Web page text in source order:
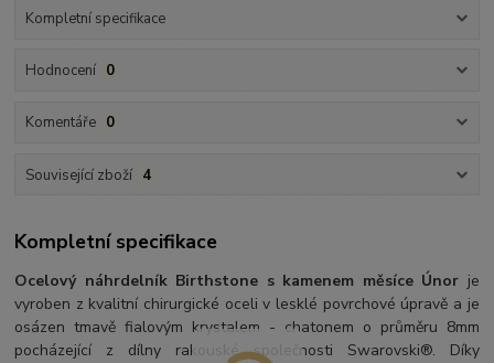
Kompletní specifikace
Hodnocení 0
Komentáře 0
Související zboží 4
Kompletní specifikace
Ocelový náhrdelník Birthstone s kamenem měsíce Únor je
vyroben z kvalitní chirurgické oceli v lesklé povrchové úpravě a je
osázen tmavě fialovým krystalem - chatonem o průměru 8mm
pocházející z dílny rakouské společnosti Swarovski®. Díky